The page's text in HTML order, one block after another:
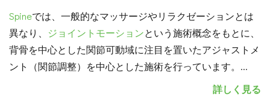
Spineでは、一般的なマッサージやリラクゼーションとは
異なり、 ジョイントモーションという施術概念をもとに、
背骨を中心とした関節可動域に注目を置いたアジャストメ
ント（関節調整）を中心とした施術を行っています。 ...
詳しく見る